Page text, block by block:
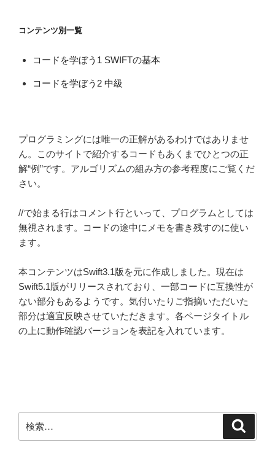
ペ
ジ
コンテンツ別一覧
コードを学ぼう1 SWIFTの基本
コードを学ぼう2 中級
プログラミングには唯一の正解があるわけではありませ
ん。このサイトで紹介するコードもあくまでひとつの正
解“例”です。アルゴリズムの組み方の参考程度にご覧くだ
さい。
//で始まる行はコメント行といって、プログラムとしては
無視されます。コードの途中にメモを書き残すのに使い
ます。
本コンテンツはSwift3.1版を元に作成しました。現在は
Swift5.1版がリリースされており、一部コードに互換性が
ない部分もあるようです。気付いたりご指摘いただいた
部分は適宜反映させていただきます。各ページタイトル
の上に動作確認バージョンを表記を入れています。
索: